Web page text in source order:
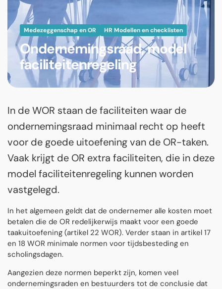
Medezeggenschap en OR HR Modellen en checklisten
Ondernemingsraad, model
faciliteitenregeling
In de WOR staan de faciliteiten waar de
ondernemingsraad minimaal recht op heeft
voor de goede uitoefening van de OR-taken.
Vaak krijgt de OR extra faciliteiten, die in deze
model faciliteitenregeling kunnen worden
vastgelegd.
In het algemeen geldt dat de ondernemer alle kosten moet
betalen die de OR redelijkerwijs maakt voor een goede
taakuitoefening (artikel 22 WOR). Verder staan in artikel 17
en 18 WOR minimale normen voor tijdsbesteding en
scholingsdagen.
Aangezien deze normen beperkt zijn, komen veel
ondernemingsraden en bestuurders tot de conclusie dat